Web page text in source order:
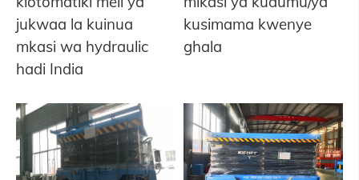
jukwaa la kuinua
mkasi wa hydraulic
hadi India
kusimama kwenye
ghala